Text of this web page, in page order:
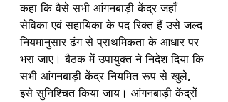
कहा कि वैसे सभी आंगनबाड़ी केंद्र जहाँ
सेविका एवं सहायिका के पद रिक्त हैं उसे जल्द
नियमानुसार ढंग से प्राथमिकता के आधार पर
भरा जाए। बैठक में उपायुक्त ने निदेश दिया कि
सभी आंगनबाड़ी केंद्र नियमित रूप से खुले,
इसे सुनिश्चित किया जाय। आंगनबाड़ी केंद्रों